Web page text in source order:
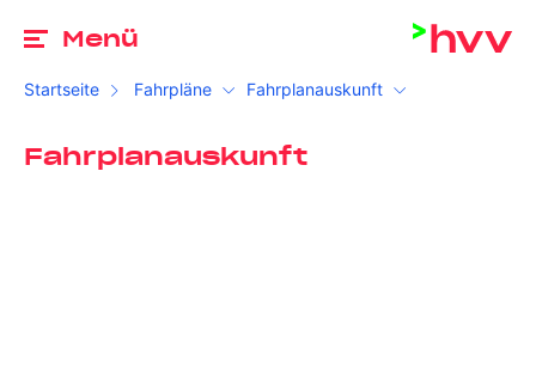
Menü
Startseite Fahrpläne Fahrplanauskunft
Fahrplanauskunft